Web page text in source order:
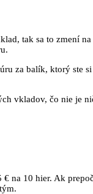
tak sa to zmení na
za balík, ktorý ste si
vkladov, čo nie je
na 10 hier. Ak